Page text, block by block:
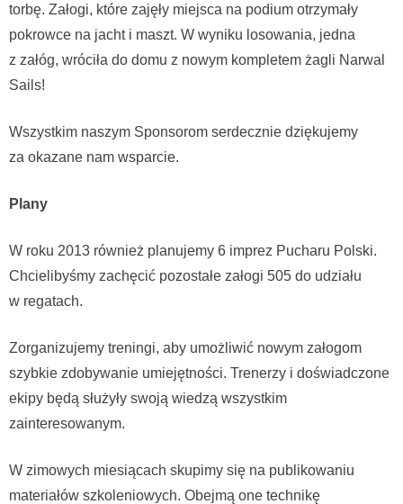
torbę. Załogi, które zajęły miejsca na podium otrzymały
pokrowce na jacht i maszt. W wyniku losowania, jedna
z załóg, wróciła do domu z nowym kompletem żagli Narwal
Sails!
Wszystkim naszym Sponsorom serdecznie dziękujemy
za okazane nam wsparcie.
Plany
W roku 2013 również planujemy 6 imprez Pucharu Polski.
Chcielibyśmy zachęcić pozostałe załogi 505 do udziału
w regatach.
Zorganizujemy treningi, aby umożliwić nowym załogom
szybkie zdobywanie umiejętności. Trenerzy i doświadczone
ekipy będą służyły swoją wiedzą wszystkim
zainteresowanym.
W zimowych miesiącach skupimy się na publikowaniu
materiałów szkoleniowych. Obejmą one technikę